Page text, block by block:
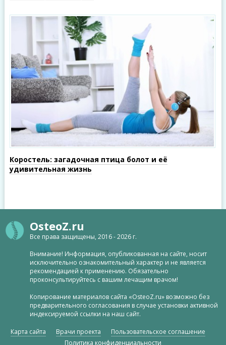
Коростель: загадочная птица болот и её
удивительная жизнь
OsteoZ.ru
Все права защищены, 2016 - 2026 г.
Внимание! Информация, опубликованная на сайте, носит
исключительно ознакомительный характер и не является
рекомендацией к применению. Обязательно
проконсультируйтесь с вашим лечащим врачом!
Копирование материалов сайта «OsteoZ.ru» возможно без
предварительного согласования в случае установки активной
индексируемой ссылки на наш сайт.
Карта сайта Врачи проекта
Пользовательское соглашение
Политика конфиденциальности